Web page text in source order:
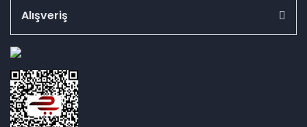
Alışveriş